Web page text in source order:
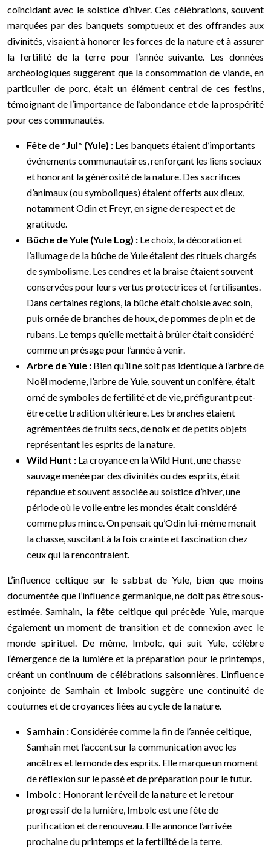
coïncidant avec le solstice d’hiver. Ces célébrations, souvent
marquées par des banquets somptueux et des offrandes aux
divinités, visaient à honorer les forces de la nature et à assurer
la fertilité de la terre pour l’année suivante. Les données
archéologiques suggèrent que la consommation de viande, en
particulier de porc, était un élément central de ces festins,
témoignant de l’importance de l’abondance et de la prospérité
pour ces communautés.
Fête de *Jul* (Yule) : Les banquets étaient d’importants
événements communautaires, renforçant les liens sociaux
et honorant la générosité de la nature. Des sacrifices
d’animaux (ou symboliques) étaient offerts aux dieux,
notamment Odin et Freyr, en signe de respect et de
gratitude.
Bûche de Yule (Yule Log) : Le choix, la décoration et
l’allumage de la bûche de Yule étaient des rituels chargés
de symbolisme. Les cendres et la braise étaient souvent
conservées pour leurs vertus protectrices et fertilisantes.
Dans certaines régions, la bûche était choisie avec soin,
puis ornée de branches de houx, de pommes de pin et de
rubans. Le temps qu’elle mettait à brûler était considéré
comme un présage pour l’année à venir.
Arbre de Yule : Bien qu’il ne soit pas identique à l’arbre de
Noël moderne, l’arbre de Yule, souvent un conifère, était
orné de symboles de fertilité et de vie, préfigurant peut-
être cette tradition ultérieure. Les branches étaient
agrémentées de fruits secs, de noix et de petits objets
représentant les esprits de la nature.
Wild Hunt : La croyance en la Wild Hunt, une chasse
sauvage menée par des divinités ou des esprits, était
répandue et souvent associée au solstice d’hiver, une
période où le voile entre les mondes était considéré
comme plus mince. On pensait qu’Odin lui-même menait
la chasse, suscitant à la fois crainte et fascination chez
ceux qui la rencontraient.
L’influence celtique sur le sabbat de Yule, bien que moins
documentée que l’influence germanique, ne doit pas être sous-
estimée. Samhain, la fête celtique qui précède Yule, marque
également un moment de transition et de connexion avec le
monde spirituel. De même, Imbolc, qui suit Yule, célèbre
l’émergence de la lumière et la préparation pour le printemps,
créant un continuum de célébrations saisonnières. L’influence
conjointe de Samhain et Imbolc suggère une continuité de
coutumes et de croyances liées au cycle de la nature.
Samhain :Considérée comme la fin de l’année celtique,
Samhain met l’accent sur la communication avec les
ancêtres et le monde des esprits. Elle marque un moment
de réflexion sur le passé et de préparation pour le futur.
Imbolc : Honorant le réveil de la nature et le retour
progressif de la lumière, Imbolc est une fête de
purification et de renouveau. Elle annonce l’arrivée
prochaine du printemps et la fertilité de la terre.